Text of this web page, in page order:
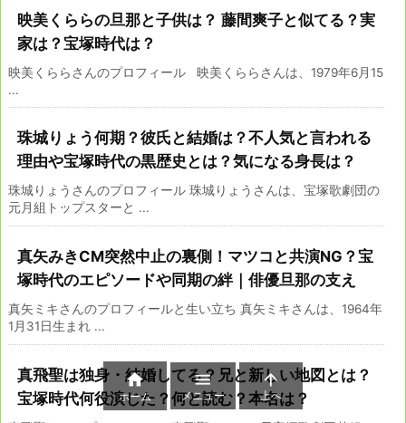
映美くららの旦那と子供は？ 藤間爽子と似てる？実
家は？宝塚時代は？
映美くららさんのプロフィール 映美くららさんは、1979年6月15
...
珠城りょう何期？彼氏と結婚は？不人気と言われる
理由や宝塚時代の黒歴史とは？気になる身長は？
珠城りょうさんのプロフィール 珠城りょうさんは、宝塚歌劇団の
元月組トップスターと ...
真矢みきCM突然中止の裏側！マツコと共演NG？宝
塚時代のエピソードや同期の絆｜俳優旦那の支え
真矢ミキさんのプロフィールと生い立ち 真矢ミキさんは、1964年
1月31日生まれ ...
真飛聖は独身・結婚してる？兄と新しい地図とは？
宝塚時代何役演じた？何と読む？本名は？

ホーム

メニュー

上へ